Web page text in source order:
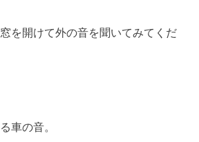
を開けて外の音を聞いてみてくだ
車の音。